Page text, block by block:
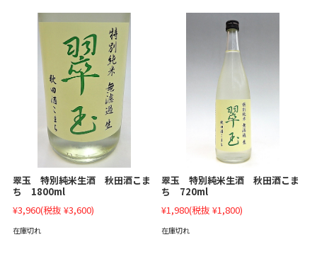
翠玉 特別純米生酒 秋田酒こま
ち 1800ml
¥3,960(税抜 ¥3,600)
在庫切れ
翠玉 特別純米生酒 秋田酒こま
ち 720ml
¥1,980(税抜 ¥1,800)
在庫切れ